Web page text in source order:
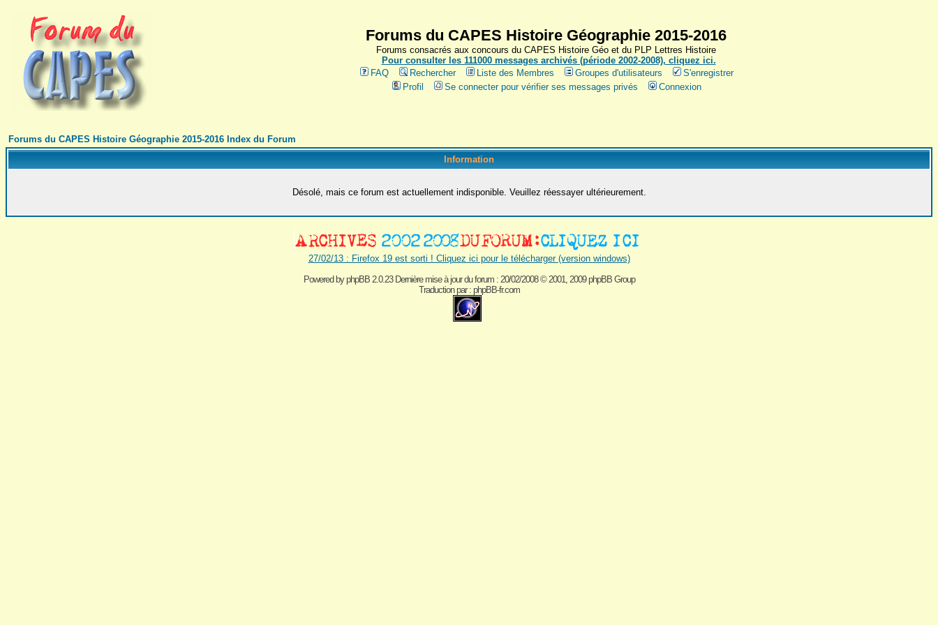
Forums du CAPES Histoire Géographie 2015-2016
Forums consacrés aux concours du CAPES Histoire Géo et du PLP Lettres Histoire
Pour consulter les 111000 messages archivés (période 2002-2008), cliquez ici.
FAQ
Rechercher Liste des Membres Groupes d'utilisateurs
S'enregistrer
Profil
Se connecter pour vérifier ses messages privés Connexion
Forums du CAPES Histoire Géographie 2015-2016 Index du Forum
Information
Désolé, mais ce forum est actuellement indisponible. Veuillez réessayer ultérieurement.
27/02/13 : Firefox 19 est sorti ! Cliquez ici pour le télécharger (version windows)
Powered byphpBB 2.0.23 Dernière mise à jour du forum : 20/02/2008© 2001, 2009 phpBB Group
Traduction par : phpBB-fr.com